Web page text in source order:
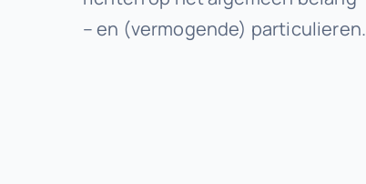
– en (vermogende) particulieren.